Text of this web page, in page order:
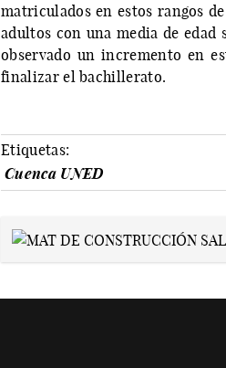
matriculados en estos rangos
adultos con una media de
observado un incremento en
finalizar el bachillerato.
Etiquetas:
Cuenca UNED